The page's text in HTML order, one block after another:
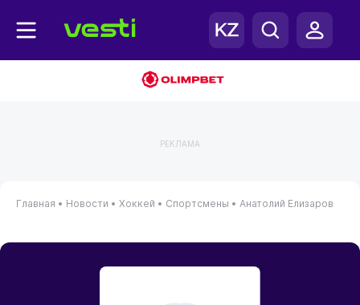
РЕКЛАМА
Главная • Новости • Хоккей • Спортсмены • Анатолий Елизаров